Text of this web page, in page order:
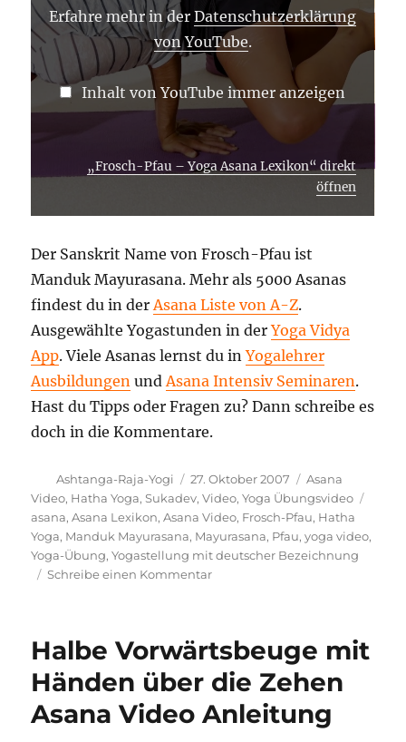
Erfahre mehr in derDatenschutzerklärung
von YouTube.
Inhalt von YouTube immer anzeigen
„Frosch-Pfau – Yoga Asana Lexikon“ direkt
öffnen
Der Sanskrit Name von Frosch-Pfau ist
Manduk Mayurasana. Mehr als 5000 Asanas
findest du in derAsana Liste von A-Z.
Ausgewählte Yogastunden in derYoga Vidya
App. Viele Asanas lernst du inYogalehrer
Ausbildungen undAsana Intensiv Seminaren.
Hast du Tipps oder Fragen zu? Dann schreibe es
doch in die Kommentare.
Autor
Ashtanga-Raja-Yogi
Veröffentlicht
am
27. Oktober 2007 Kategorien
Asana
Video, Hatha Yoga,Sukadev,Video,Yoga Übungsvideo
asana,Asana Lexikon,Asana Video, Frosch-Pfau, Hatha
Yoga, Manduk Mayurasana, Mayurasana, Pfau,yoga video,
Yoga-Übung,Yogastellung mit deutscher Bezeichnung
Schreibe einen Kommentarzu
Position
Video
Halbe Vorwärtsbeuge mit
Händen über die Zehen
Asana Video Anleitung